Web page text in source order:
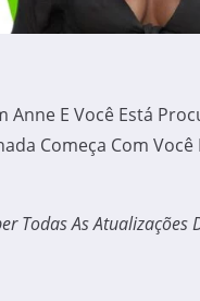
Anne E Você Está
Começa Com
Todas As